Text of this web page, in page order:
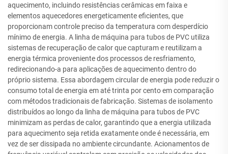
aquecimento, incluindo resistências cerâmicas em faixa e
elementos aquecedores energeticamente eficientes, que
proporcionam controle preciso da temperatura com desperdício
mínimo de energia. A linha de máquina para tubos de PVC utiliza
sistemas de recuperação de calor que capturam e reutilizam a
energia térmica proveniente dos processos de resfriamento,
redirecionando-a para aplicações de aquecimento dentro do
próprio sistema. Essa abordagem circular de energia pode reduzir o
consumo total de energia em até trinta por cento em comparação
com métodos tradicionais de fabricação. Sistemas de isolamento
distribuídos ao longo da linha de máquina para tubos de PVC
minimizam as perdas de calor, garantindo que a energia utilizada
para aquecimento seja retida exatamente onde é necessária, em
vez de ser dissipada no ambiente circundante. Acionamentos de